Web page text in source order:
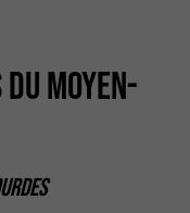
DU MOYEN-